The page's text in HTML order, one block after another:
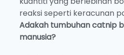
reaksi seperti keracunan
Adakah tumbuhan catnip
manusia?